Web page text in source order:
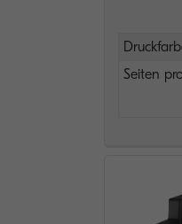
Seiten